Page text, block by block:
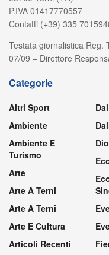
P.IVA 01417770557
Contatti (+39) 335
Testata giornalistica Reg.
07/09 – Direttore
Categorie
Altri Sport
Ambiente
Ambiente E
Turismo
Arte
Arte A Terni
Arte A Terni
Arte E Cultura
Articoli Recenti